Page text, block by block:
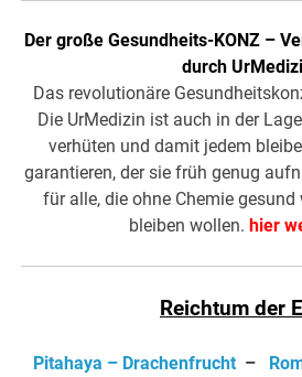
Der große Gesundheits-KONZ –
durch
Das revolutionäre
Die UrMedizin ist auch in der
verhüten und damit jedem
garantieren, der sie früh genug
für alle, die ohne Chemie
bleiben wollen. hier
Reichtum der
Pitahaya – Drachenfrucht –